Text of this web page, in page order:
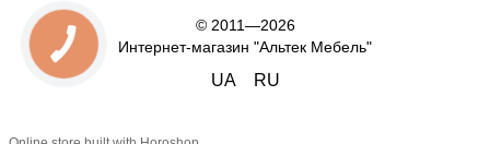
© 2011—2026
Интернет-магазин "Альтек Мебель"
UA RU